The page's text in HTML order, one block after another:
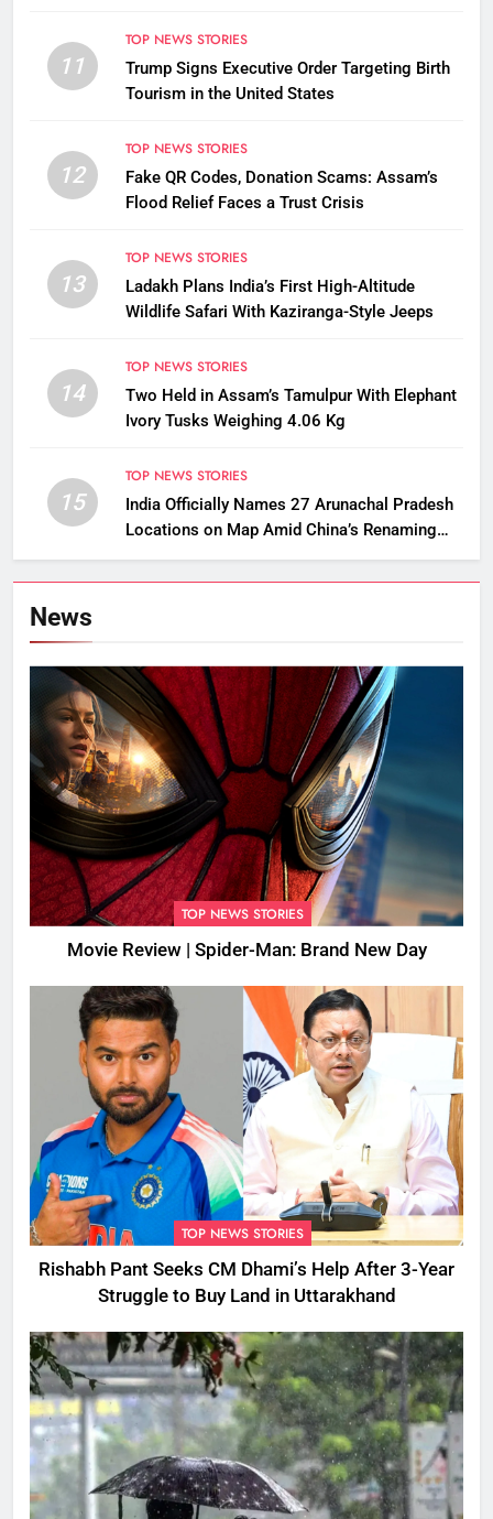
Chaturthi
11
TOP NEWS STORIES
Trump Signs Executive Order Targeting Birth
Tourism in the United States
12
TOP NEWS STORIES
Fake QR Codes, Donation Scams: Assam’s
Flood Relief Faces a Trust Crisis
13
TOP NEWS STORIES
Ladakh Plans India’s First High-Altitude
Wildlife Safari With Kaziranga-Style Jeeps
14
TOP NEWS STORIES
Two Held in Assam’s Tamulpur With Elephant
Ivory Tusks Weighing 4.06 Kg
15
TOP NEWS STORIES
India Officially Names 27 Arunachal Pradesh
Locations on Map Amid China’s Renaming
Attempts
News
TOP NEWS STORIES
Movie Review | Spider-Man: Brand New Day
TOP NEWS STORIES
Rishabh Pant Seeks CM Dhami’s Help After 3-Year
Struggle to Buy Land in Uttarakhand